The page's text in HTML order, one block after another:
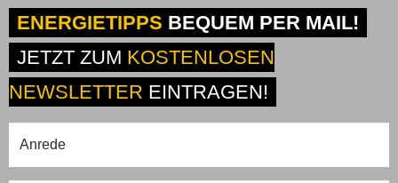
ENERGIETIPPS BEQUEM PER MAIL!
JETZT ZUM KOSTENLOSEN
NEWSLETTER EINTRAGEN!